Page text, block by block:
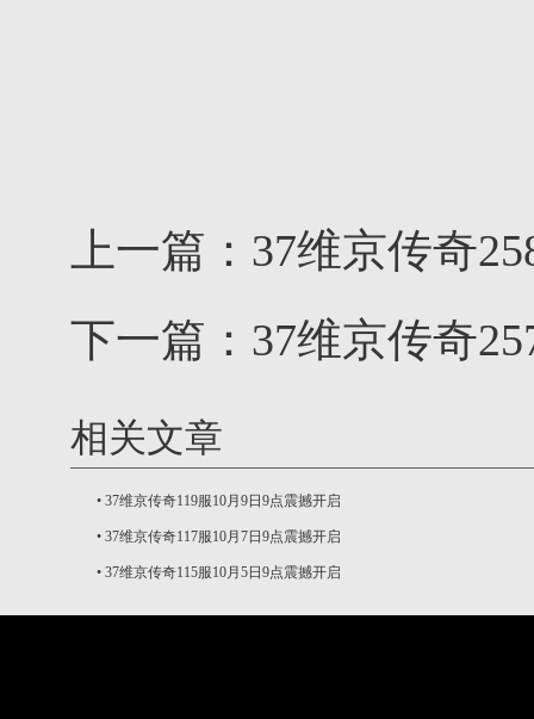
上一篇： 37维京传奇
下一篇： 37维京传奇
相关文章
• 37维京传奇119服10月9日9点震撼开启
• 37维京传奇117服10月7日9点震撼开启
• 37维京传奇115服10月5日9点震撼开启